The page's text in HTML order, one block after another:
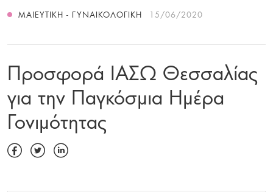
ΜΑΙΕΥΤΙΚΉ - ΓΥΝΑΙΚΟΛΟΓΙΚΉ 15/06/2020
Προσφορά ΙΑΣΩ Θεσσαλίας
για την Παγκόσμια Ημέρα
Γονιμότητας